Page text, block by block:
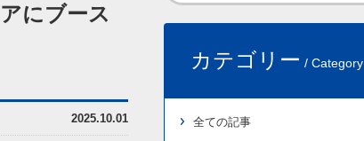
にブース
2025.10.01
カテゴリー / Category
全ての記事